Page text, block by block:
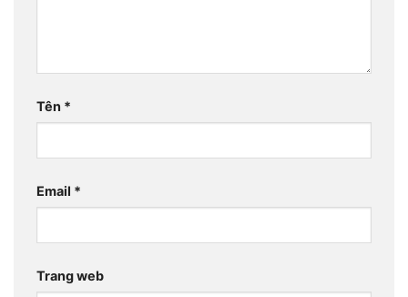
Tên *
Email *
Trang web